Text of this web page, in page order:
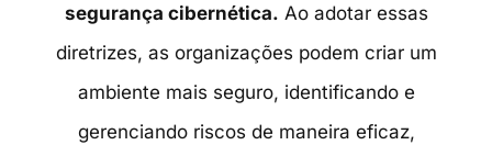
segurança cibernética. Ao adotar essas
diretrizes, as organizações podem criar um
ambiente mais seguro, identificando e
gerenciando riscos de maneira eficaz,